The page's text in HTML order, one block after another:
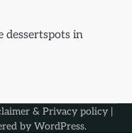
dessertspots in
& Privacy policy|
by WordPress.